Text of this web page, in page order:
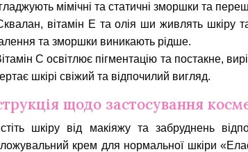
мімічні та статичні зморшки та
вітамін Е та олія ши живлять шкіру
та зморшки виникають рідше.
C освітлює пігментацію та постакне,
шкірі свіжий та відпочилий вигляд.
щодо застосування
шкіру від макіяжу та забруднень
крем для нормальної шкіри